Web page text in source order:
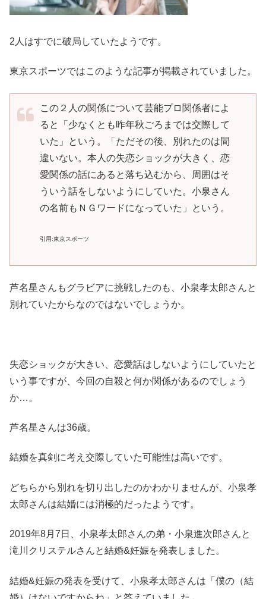
2人はすでに破局していたようです。
東京スポーツではこのような記事が掲載されていました。
この２人の関係について芸能プロ関係者によ
ると「少なくとも昨年秋ごろまでは交際して
いた」という。「ただその後、別れたのは間
違いない。本人の失恋ショックが大きく、恋
愛関係の話にあると落ち込むから、周囲はそ
ういう話をしないようにしていた。小泉さん
の名前もＮＧワードになっていた」という。
引用:東京スポーツ
芦名星さんもグラビアに挑戦したのも、小泉孝太郎さんと
別れていたからなのではないでしょうか。
失恋ショックが大きい、恋愛話はしないようにしていたと
いう事ですが、今回の自殺と何か関係があるのでしょう
か…。
芦名星さんは36歳。
結婚を真剣に考え交際していた可能性は高いです。
どちらから別れを切り出したのかわかりませんが、小泉孝
太郎さんは結婚には消極的だったようです。
2019年8月7日、小泉孝太郎さんの弟・小泉進次郎さんと
滝川クリステルさんと結婚&妊娠を発表しました。
結婚&妊娠の発表を受けて、小泉孝太郎さんは「僕の（結